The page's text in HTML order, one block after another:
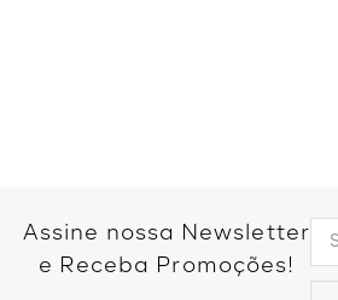
Assine nossa Newsletter
e Receba Promoções!